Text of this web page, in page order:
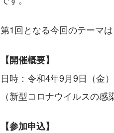
第1回となる今回のテーマは
【開催概要】
日時：令和4年9月9日（金
（新型コロナウイルスの
【参加申込】